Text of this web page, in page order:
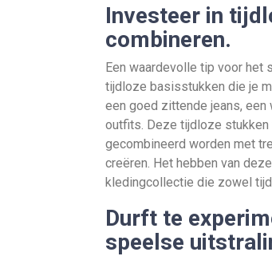
Investeer in
combineren.
Een waardevolle tip voor het
tijdloze basisstukken die je
een goed zittende jeans,
outfits. Deze tijdloze stukken
gecombineerd worden met
creëren. Het hebben van
kledingcollectie die zowel
Durft te
speelse